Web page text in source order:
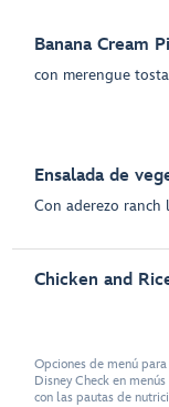
Banana Cream
con merengue
Ensalada de
Con aderezo ranch
Chicken and
Opciones de menú
Disney Check en
con las pautas de